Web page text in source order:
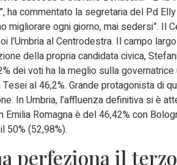
ha commentato la segretaria del Pd
migliorare ogni giorno, mai sedersi”. Il
l’Umbria al Centrodestra. Il campo
della propria candidata civica,
dei voti ha la meglio sulla
al 46,2%. Grande protagonista di
In Umbria, l’affluenza definitiva si è
Emilia Romagna è del 46,42% con
50% (52,98%).
perfeziona il